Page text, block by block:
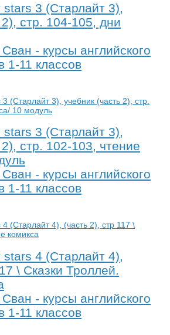
3 (Старлайт 3),
стр. 104-105, дни
- курсы английского
1-11 классов
3 (Старлайт 3),
стр. 102-103, чтение
- курсы английского
1-11 классов
4 (Старлайт 4),
\ Сказки Троллей.
- курсы английского
1-11 классов